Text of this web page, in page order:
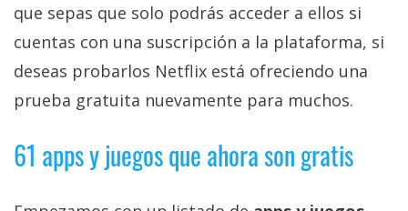
que sepas que solo podrás acceder a ellos si
cuentas con una suscripción a la plataforma, si
deseas probarlos Netflix está ofreciendo una
prueba gratuita nuevamente para muchos.
61 apps y juegos que ahora son gratis